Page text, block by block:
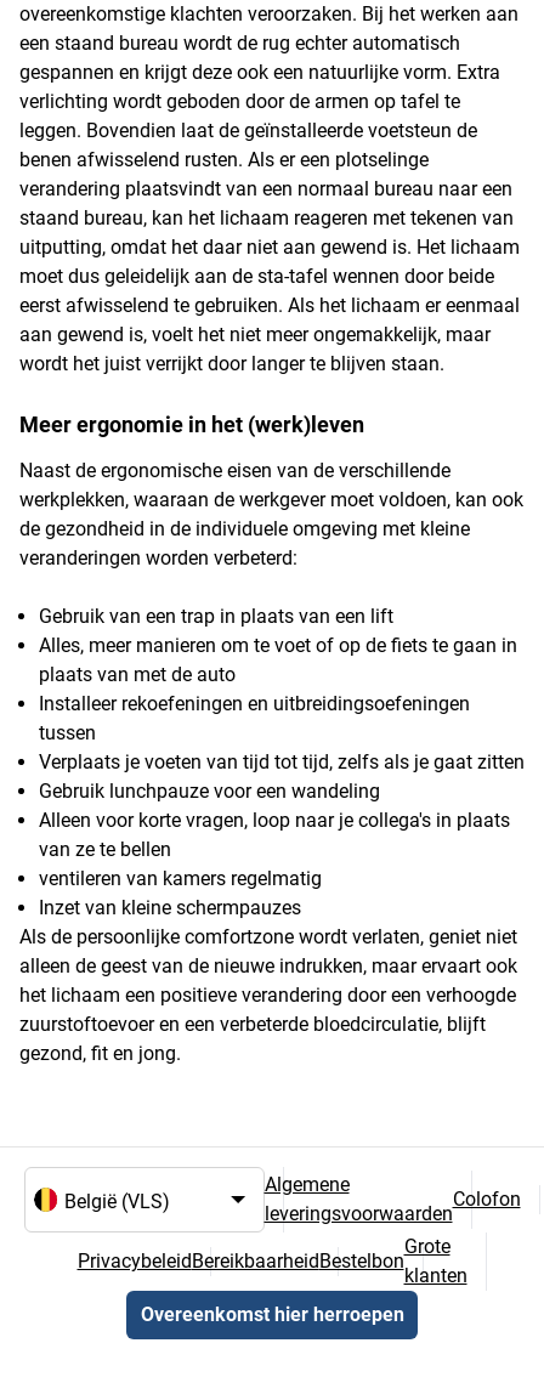
overeenkomstige klachten veroorzaken. Bij het werken aan
een staand bureau wordt de rug echter automatisch
gespannen en krijgt deze ook een natuurlijke vorm. Extra
verlichting wordt geboden door de armen op tafel te
leggen. Bovendien laat de geïnstalleerde voetsteun de
benen afwisselend rusten. Als er een plotselinge
verandering plaatsvindt van een normaal bureau naar een
staand bureau, kan het lichaam reageren met tekenen van
uitputting, omdat het daar niet aan gewend is. Het lichaam
moet dus geleidelijk aan de sta-tafel wennen door beide
eerst afwisselend te gebruiken. Als het lichaam er eenmaal
aan gewend is, voelt het niet meer ongemakkelijk, maar
wordt het juist verrijkt door langer te blijven staan.
Meer ergonomie in het (werk)leven
Naast de ergonomische eisen van de verschillende
werkplekken, waaraan de werkgever moet voldoen, kan ook
de gezondheid in de individuele omgeving met kleine
veranderingen worden verbeterd:
Gebruik van een trap in plaats van een lift
Alles, meer manieren om te voet of op de fiets te gaan in
plaats van met de auto
Installeer rekoefeningen en uitbreidingsoefeningen
tussen
Verplaats je voeten van tijd tot tijd, zelfs als je gaat zitten
Gebruik lunchpauze voor een wandeling
Alleen voor korte vragen, loop naar je collega's in plaats
van ze te bellen
ventileren van kamers regelmatig
Inzet van kleine schermpauzes
Als de persoonlijke comfortzone wordt verlaten, geniet niet
alleen de geest van de nieuwe indrukken, maar ervaart ook
het lichaam een positieve verandering door een verhoogde
zuurstoftoevoer en een verbeterde bloedcirculatie, blijft
gezond, fit en jong.
Algemene
leveringsvoorwaarden
Colofon
PrivacybeleidBereikbaarheidBestelbon
Grote
klanten
Overeenkomst hier herroepen